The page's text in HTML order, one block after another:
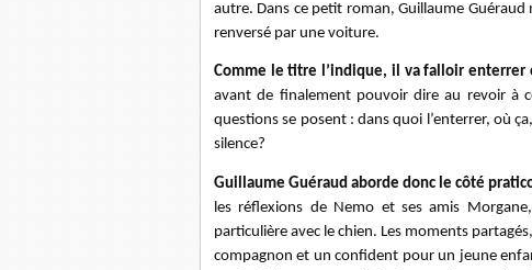
autre. Dans ce petit roman, Guillaume
renversé par une voiture.
Comme le titre l’indique, il va falloir enterrer
avant de finalement pouvoir dire au revoir à
questions se posent : dans quoi l’enterrer, où
silence?
Guillaume Guéraud aborde donc le côté
les réflexions de Nemo et ses amis
particulière avec le chien. Les moments
compagnon et un confident pour un jeune